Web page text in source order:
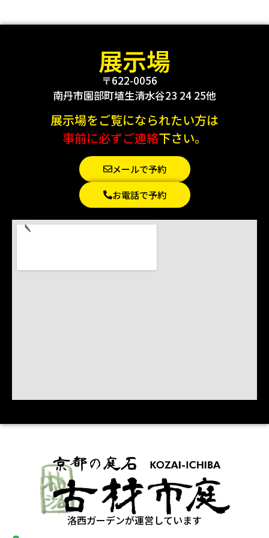
展示場
〒622-0056
南丹市園部町埴生清水谷23 24 25他
展示場をご覧になられたい方は
事前に必ずご連絡下さい。
メールで予約
お電話で予約
洛西ガーデンが運営しています